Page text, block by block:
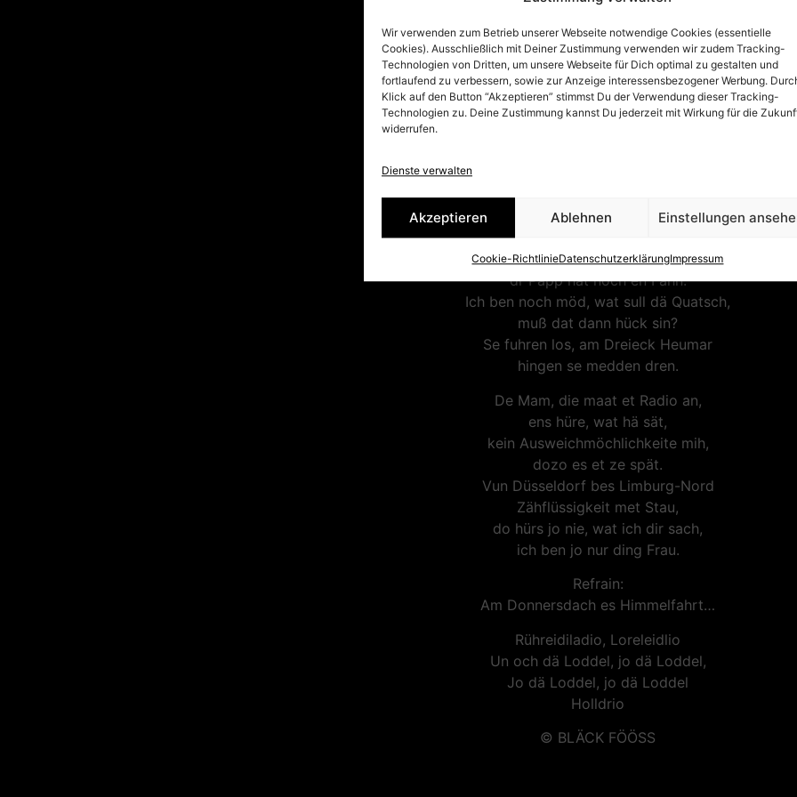
Wir verwenden zum Betrieb unserer Webseite notwendige Cookies (essentielle
Cookies). Ausschließlich mit Deiner Zustimmung verwenden wir zudem Tracking-
Technologien von Dritten, um unsere Webseite für Dich optimal zu gestalten und
fortlaufend zu verbessern, sowie zur Anzeige interessensbezogener Werbung.
Klick auf den Button “Akzeptieren” stimmst Du der Verwendung dieser Tracking-
Technologien zu. Deine Zustimmung kannst Du jederzeit mit Wirkung für die
widerrufen.
Dienste verwalten
Akzeptieren Ablehnen Einstellungen
Cookie-RichtlinieDatenschutzerklärungImpressum
em Wonnemonat Mai,
dann fahre mer en et Jröne ren,
en dä schöne Westerwald,
jo wo de Luff su fresch,
wo d’r Bösch jot rüch,
1. Des Morjens fröh öm halver aach,
Et Stina knatsch, de Mamm die bröllt,
dr Papp hät noch en Fahn.
Ich ben noch möd, wat sull dä Quatsch,
muß dat dann hück sin?
Se fuhren los, am Dreieck Heumar
hingen se medden dren.
De Mam, die maat et Radio an,
ens hüre, wat hä sät,
kein Ausweichmöchlichkeite mih,
dozo es et ze spät.
Vun Düsseldorf bes Limburg-Nord
Zähflüssigkeit met Stau,
do hürs jo nie, wat ich dir sach,
ich ben jo nur ding Frau.
Refrain:
Am Donnersdach es Himmelfahrt…
Rühreidiladio, Loreleidlio
Un och dä Loddel, jo dä Loddel,
Jo dä Loddel, jo dä Loddel
Holldrio
© BLÄCK FÖÖSS